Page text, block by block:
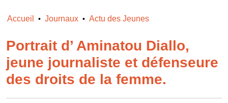
Accueil • Journaux • Actu des Jeunes
Portrait d’ Aminatou Diallo,
jeune journaliste et défenseure
des droits de la femme.